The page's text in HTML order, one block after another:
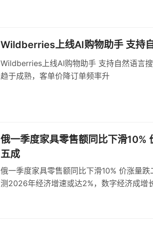
Wildberries上线AI购物助手 支持
Wildberries上线AI购物助手 支持自然语言
趋于成熟，客单价降订单频率升
俄一季度家具零售额同比下滑10%
五成
俄一季度家具零售额同比下滑10% 价涨量
测2026年经济增速或达2%，数字经济成增